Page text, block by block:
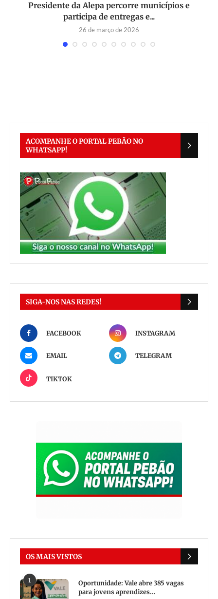
Presidente da Alepa percorre municípios e
participa de entregas e...
26 de março de 2026
ACOMPANHE O PORTAL PEBÃO NO
WHATSAPP!
SIGA-NOS NAS REDES!
FACEBOOK INSTAGRAM
EMAIL TELEGRAM
TIKTOK
OS MAIS VISTOS
1
Oportunidade: Vale abre 385 vagas
para jovens aprendizes...